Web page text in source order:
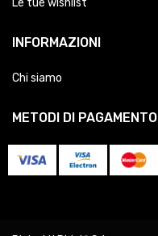
Le tue wishlist
INFORMAZIONI
Chi siamo
METODI DI PAGAMENTO